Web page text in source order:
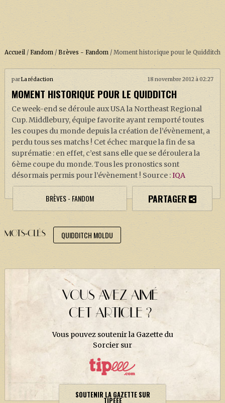
ACCUEIL
À PROPOS
SOUTENEZ-NOUS !
LA SÉRIE HARRY POTTER (REBOOT)
HARRY POTTER : LIVRES
BIOPICS DE HARRY POTTER
LES ANIMAUX FANTASTIQUES
J. K. ROWLING
CULTURE
PODCASTS
LES GRANDS ARTICLES DE LA GAZETTE
Accueil/ Fandom/ Brèves - Fandom/ Moment historique pour le Quidditch
parLa rédaction 18 novembre 2012 à 02:27
MOMENT HISTORIQUE POUR LE QUIDDITCH
Ce week-end se déroule aux USA la Northeast Regional
Cup. Middlebury, équipe favorite ayant remporté toutes
les coupes du monde depuis la création de l’évènement, a
perdu tous ses matchs ! Cet échec marque la fin de sa
suprématie : en effet, c’est sans elle que se déroulera la
6ème coupe du monde. Tous les pronostics sont
désormais permis pour l’évènement ! Source :IQA
BRÈVES - FANDOM PARTAGER
MOTS-CLÉS QUIDDITCH MOLDU
VOUS AVEZ AIMÉ
CET ARTICLE ?
Vous pouvez soutenir la Gazette du
Sorcier sur
SOUTENIR LA GAZETTE SUR
TIPEEE